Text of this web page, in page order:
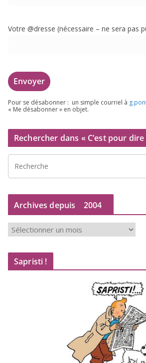
Votre @dresse (néces­saire – ne sera pas
Pour se désa­bon­ner : un simple cour­riel à
« Me désa­bon­ner » en objet.
Rechercher dans « C’est pour dire
Archives depuis 2004
r
c
Sapristi !